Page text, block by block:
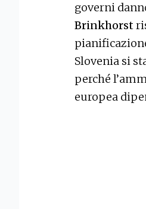
governi
Brinkhorst
Slovenia si
perché
europea